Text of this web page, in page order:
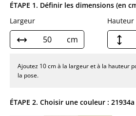
ÉTAPE 1. Définir les dimensions (en
Largeur
cm
Hauteur
Ajoutez 10 cm à la largeur et à la hauteur
la pose.
ÉTAPE 2. Choisir une couleur : 21934a